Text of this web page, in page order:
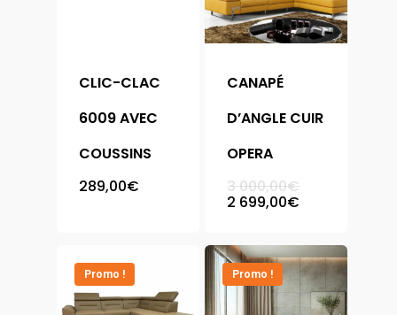
CLIC-CLAC
6009 AVEC
COUSSINS
289,00€
CANAPÉ
D’ANGLE CUIR
OPERA
3 000,00€Le
3
000,00€.
2 699,00€
est :
2
699,00€.
Promo ! Promo !